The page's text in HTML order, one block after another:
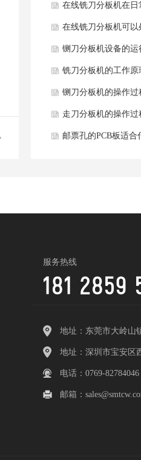
板和V-CUT分板有哪
势？
在线铣刀分板机在日
何进行维护和保养？
在线铣刀分板机可以
殊或高难度的PCB板
边界在哪里？
铡刀分板机设备的运
全注意事项
铣刀分板机的工作原
铡刀分板机的操作过
走刀分板机的操作过
邮票孔的PCB板适合
服务热线
181 2859
地址：东莞市大岭山
地址：深圳市宝安区
电话：0769-82784046
邮箱：